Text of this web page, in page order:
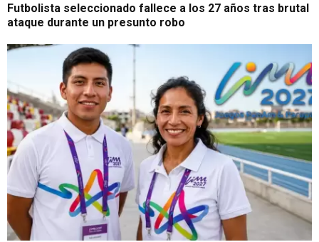
Futbolista seleccionado fallece a los 27 años tras brutal
ataque durante un presunto robo